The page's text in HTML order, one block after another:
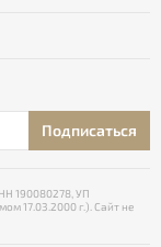
Подписаться
190080278, УП
17.03.2000 г.). Сайт не